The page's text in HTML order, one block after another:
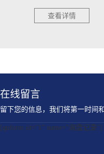
查看详情
在线留言
留下您的信息，我们将第一时间
[quform id="1" name="询盘记录"]